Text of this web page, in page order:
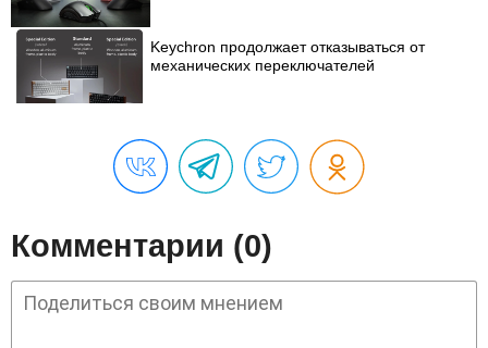
Keychron продолжает отказываться от
механических переключателей
Комментарии (0)